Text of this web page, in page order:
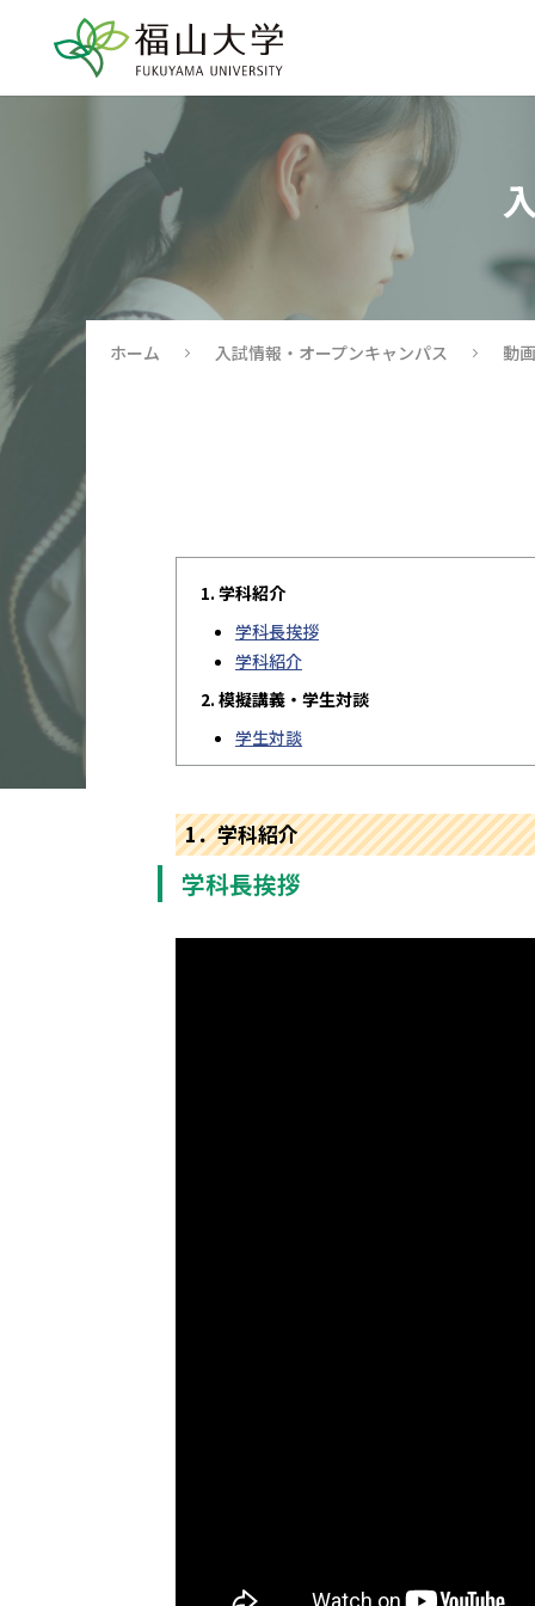
ホーム 入試情報・オープンキャンパス 動
学科紹介
学科長挨拶
学科紹介
模擬講義・学生対談
学生対談
1．学科紹介
学科長挨拶